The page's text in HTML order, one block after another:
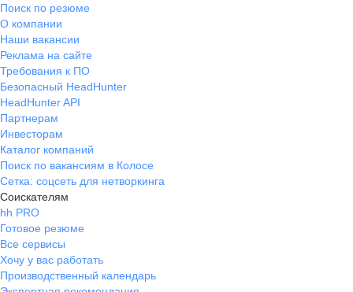
Поиск по резюме
О компании
Наши вакансии
Реклама на сайте
Требования к ПО
Безопасный HeadHunter
HeadHunter API
Партнерам
Инвесторам
Каталог компаний
Поиск по вакансиям в Колосе
Сетка: соцсеть для нетворкинга
Соискателям
hh PRO
Готовое резюме
Все сервисы
Хочу у вас работать
Производственный календарь